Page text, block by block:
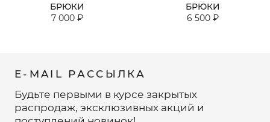
БРЮКИ
7 000 ₽
БРЮКИ
6 500 ₽
E-MAIL РАССЫЛКА
Будьте первыми в курсе закрытых
распродаж, эксклюзивных акций и